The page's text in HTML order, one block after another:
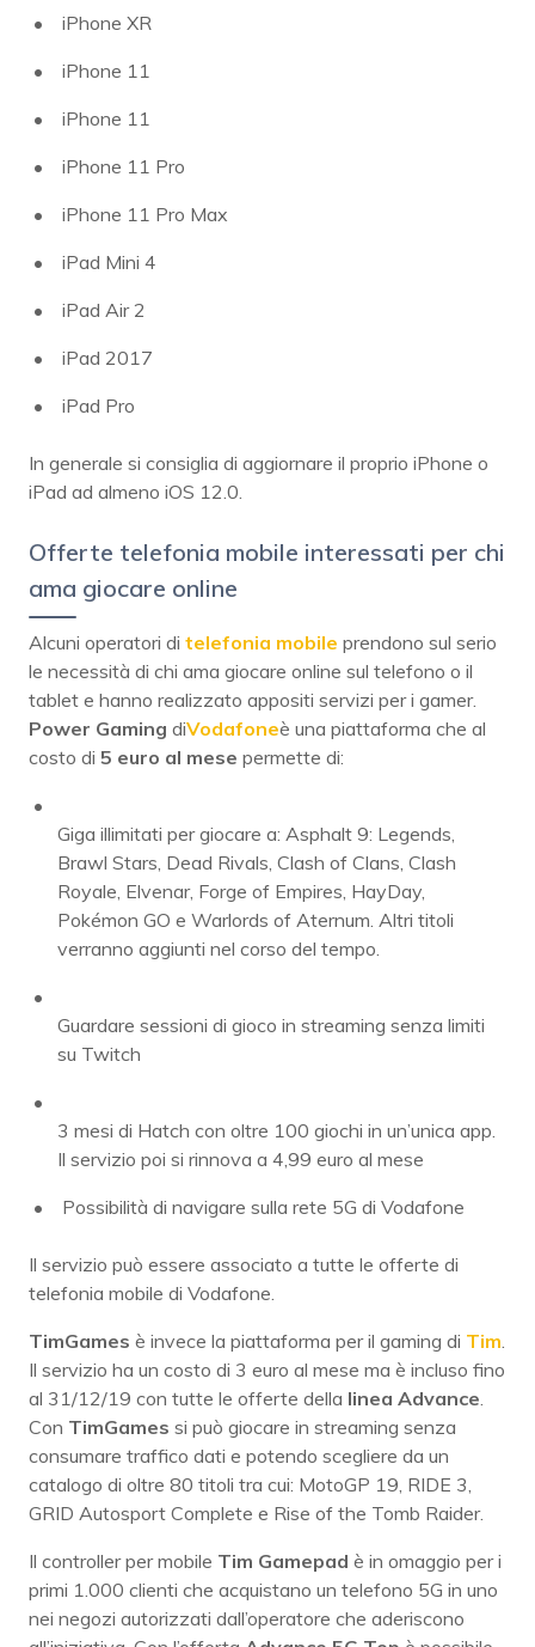
iPhone XR
iPhone 11
iPhone 11
iPhone 11 Pro
iPhone 11 Pro Max
iPad Mini 4
iPad Air 2
iPad 2017
iPad Pro
In generale si consiglia di aggiornare il proprio iPhone o
iPad ad almeno iOS 12.0.
Offerte telefonia mobile interessati per chi
ama giocare online
Alcuni operatori di telefonia mobile prendono sul serio
le necessità di chi ama giocare online sul telefono o il
tablet e hanno realizzato appositi servizi per i gamer.
Power Gaming diVodafoneè una piattaforma che al
costo di 5 euro al mese permette di:
Giga illimitati per giocare a: Asphalt 9: Legends,
Brawl Stars, Dead Rivals, Clash of Clans, Clash
Royale, Elvenar, Forge of Empires, HayDay,
Pokémon GO e Warlords of Aternum. Altri titoli
verranno aggiunti nel corso del tempo.
Guardare sessioni di gioco in streaming senza limiti
su Twitch
3 mesi di Hatch con oltre 100 giochi in un’unica app.
Il servizio poi si rinnova a 4,99 euro al mese
Possibilità di navigare sulla rete 5G di Vodafone
Il servizio può essere associato a tutte le offerte di
telefonia mobile di Vodafone.
TimGames è invece la piattaforma per il gaming di Tim.
Il servizio ha un costo di 3 euro al mese ma è incluso fino
al 31/12/19 con tutte le offerte della linea Advance.
Con TimGames si può giocare in streaming senza
consumare traffico dati e potendo scegliere da un
catalogo di oltre 80 titoli tra cui: MotoGP 19, RIDE 3,
GRID Autosport Complete e Rise of the Tomb Raider.
Il controller per mobile Tim Gamepad è in omaggio per i
primi 1.000 clienti che acquistano un telefono 5G in uno
nei negozi autorizzati dall’operatore che aderiscono